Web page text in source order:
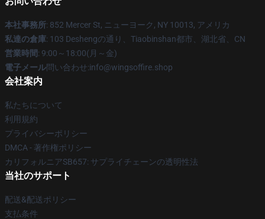
本社事務所: 852 Mercer St, ニューヨーク, NY 10013, アメリカ
私達の倉庫: 103 Deshengの通り、Tiaobinshan都市、湖北省、CN
営業時間: 9:00～18:00(月～金)
電子メール問い合わせ:info@wingsoffire.shop
会社案内
私たちについて
利用規約
プライバシーポリシー
DMCA - 著作権ポリシー
カリフォルニアSB657: サプライチェーンの透明性法
当社のサポート
配送&配送ポリシー
支払条件